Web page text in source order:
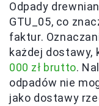
Odpady
GTU_05, co
faktur.
każdej dostawy,
000 zł brutto.
odpadów nie
jako dostawy